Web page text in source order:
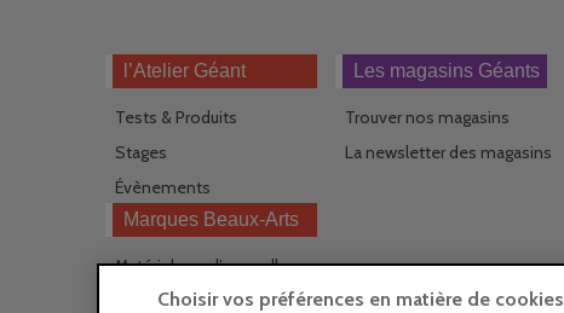
l’Atelier Géant
Tests & Produits
Stages
Évènements
Les magasins Géants
Trouver nos magasins
La newsletter des magasins
Marques Beaux-Arts
Matériel pour l’aquarelle
Matériel pour l’acrylique
Choisir vos préférences en matière de cookies